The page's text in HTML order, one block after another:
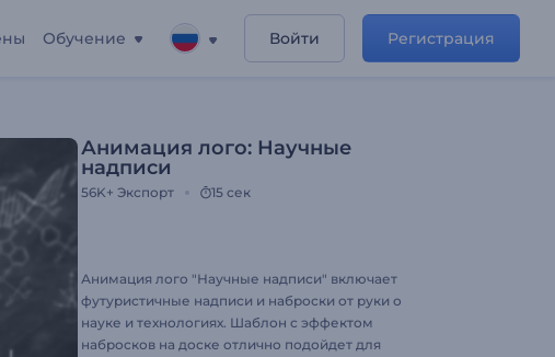
Обучение Войти Регистрация
Анимация лого: Научные
надписи
56K+ Экспорт 15 сек
Анимация лого "Научные надписи" включает
футуристичные надписи и наброски от руки о
науке и технологиях. Шаблон с эффектом
набросков на доске отлично подойдет для